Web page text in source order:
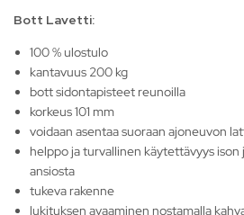
Bott Lavetti:
100 % ulostulo
kantavuus 200 kg
bott sidontapisteet reunoilla
korkeus 101 mm
voidaan asentaa suoraan ajoneuvon
helppo ja turvallinen käytettävyys ison
ansiosta
tukeva rakenne
lukituksen avaaminen nostamalla